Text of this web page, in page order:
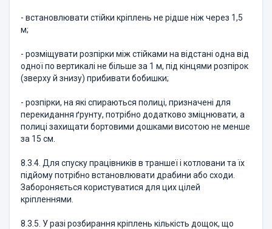
- встановлювати стійки кріплень не рідше ніж через 1,5
м;
- розміщувати розпірки між стійками на відстані одна від
одної по вертикалі не більше за 1 м, під кінцями розпірок
(зверху й знизу) прибивати бобишки;
- розпірки, на які спираються полиці, призначені для
перекидання ґрунту, потрібно додатково зміцнювати, а
полиці захищати бортовими дошками висотою не менше
за 15 см.
8.3.4. Для спуску працівників в траншеї і котловани та їх
підйому потрібно встановлювати драбини або сходи.
Забороняється користуватися для цих цілей
кріпленнями.
8.3.5. У разі розбирання кріплень кількість дощок, що